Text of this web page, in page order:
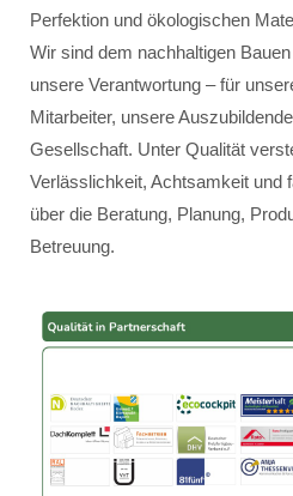
Perfektion und ökologischen
Wir sind dem nachhaltigen
unsere Verantwortung – für
Mitarbeiter, unsere
Gesellschaft. Unter Qualität
Verlässlichkeit, Achtsamkeit und
über die Beratung, Planung,
Betreuung.